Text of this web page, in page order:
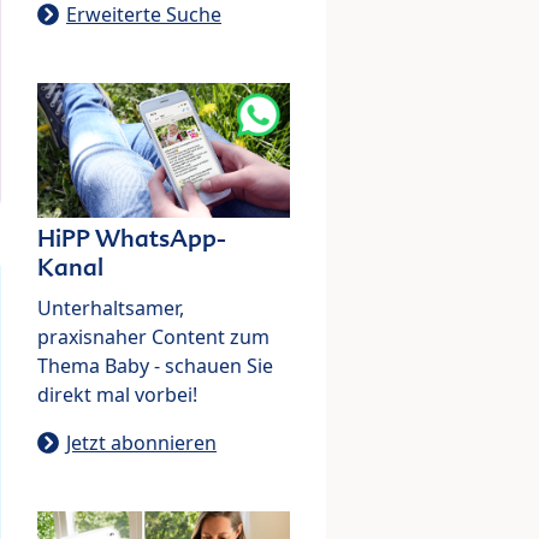
Erweiterte Suche
HiPP WhatsApp-
Kanal
Unterhaltsamer,
praxisnaher Content zum
Thema Baby - schauen Sie
direkt mal vorbei!
Jetzt abonnieren